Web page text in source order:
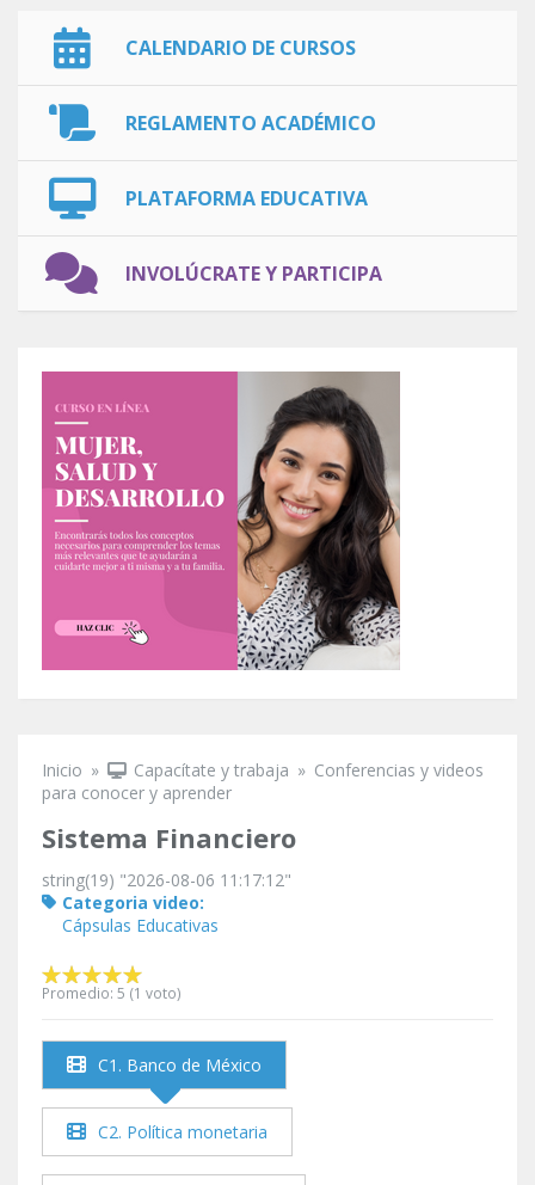
CALENDARIO DE CURSOS
REGLAMENTO ACADÉMICO
PLATAFORMA EDUCATIVA
INVOLÚCRATE Y PARTICIPA
Se encuentra usted aquí
Inicio » Capacítate y trabaja » Conferencias y videos
para conocer y aprender
Sistema Financiero
string(19) "2026-08-06 11:17:12"
Categoria video:
Cápsulas Educativas
Promedio: 5 (1 voto)
C1. Banco de México
C2. Política monetaria